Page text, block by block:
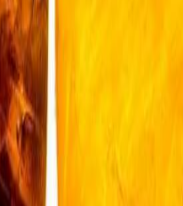
bebidas gaseosas. Conoce el top 10